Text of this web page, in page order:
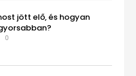
jött elő, és hogyan
0